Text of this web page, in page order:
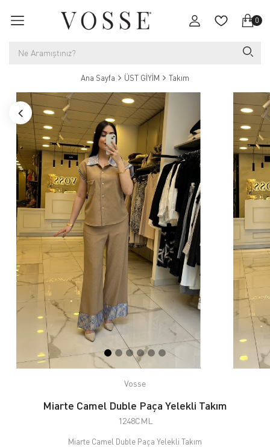
0
Ana Sayfa ÜST GİYİM Takım
Vosse
Miarte Camel Duble Paça Yelekli Takım
1248CML
Miarte Camel Duble Paça Yelekli Takım